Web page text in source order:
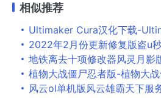
相似推荐
Ultimaker Cura汉化下载-Ultimaker Cura(3D打
2022年2月份更新修复版盗u秒u系统源码|授权盗u系统|盗usdt源码
地铁离去十项修改器风灵月影
植物大战僵尸忍者版-植物大战僵
风云ol单机版风云雄霸天下服